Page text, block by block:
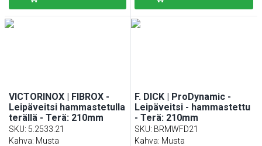
VICTORINOX | FIBROX -
Leipäveitsi hammastetulla
terällä - Terä: 210mm
SKU: 5.2533.21
Kahva: Musta
F. DICK | ProDynamic -
Leipäveitsi - hammastettu
- Terä: 210mm
SKU: BRMWFD21
Kahva: Musta